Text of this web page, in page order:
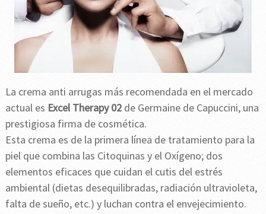
La crema anti arrugas más recomendada en el mercado
actual es Excel Therapy 02de Germaine de Capuccini, una
prestigiosa firma de cosmética.
Esta crema es de la primera línea de tratamiento para la
piel que combina las Citoquinas y el Oxígeno; dos
elementos eficaces que cuidan el cutis del estrés
ambiental (dietas desequilibradas, radiación ultravioleta,
falta de sueño, etc.) y luchan contra el envejecimiento.